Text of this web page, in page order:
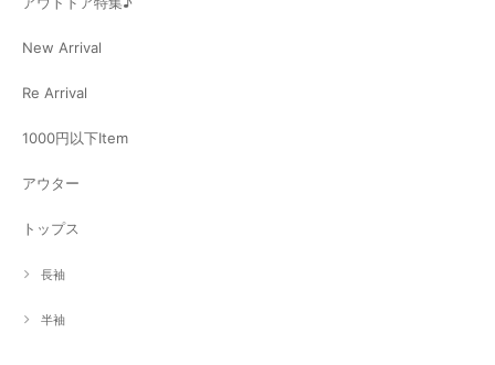
New Arrival
Re Arrival
1000円以下Item
アウター
トップス
長袖
半袖